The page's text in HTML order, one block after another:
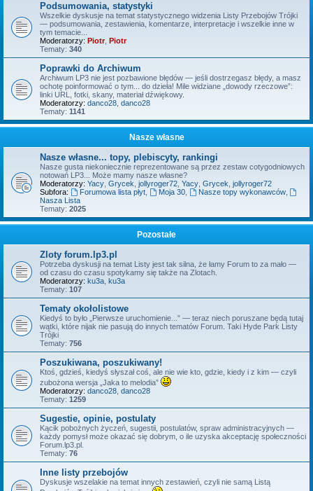
Podsumowania, statystyki
Wszelkie dyskusje na temat statystycznego widzenia Listy Przebojów Trójki
— podsumowania, zestawienia, komentarze, interpretacje i wszelkie inne w
tym temacie...
Moderatorzy: Piotr, Piotr
Tematy: 340
Poprawki do Archiwum
Archiwum LP3 nie jest pozbawione błędów — jeśli dostrzegasz błędy, a masz
ochotę poinformować o tym... do dzieła! Mile widziane „dowody rzeczowe”:
linki URL, fotki, skany, materiał dźwiękowy.
Moderatorzy: danco28 danco28
Tematy: 1141
Nasze własne
Nasze własne... topy, plebiscyty, rankingi
Nasze gusta niekoniecznie reprezentowane są przez zestaw cotygodniowych
notowań LP3... Może mamy nasze własne?
Moderatorzy: Yacy Grycek jollyroger72 Yacy Grycek jollyroger72
Subfora:
Forumowa lista płyt, Moja 30, Nasze topy wykonawców,
Nasza Lista
Tematy: 2025
Pozostałe
Zloty forum.lp3.pl
Potrzeba dyskusji na temat Listy jest tak silna, że łamy Forum to za mało —
od czasu do czasu spotykamy się także na Zlotach.
Moderatorzy: ku3a ku3a
Tematy: 107
Tematy okołolistowe
Kiedyś to było „Pierwsze uruchomienie...” — teraz niech poruszane będą tutaj
wątki, które nijak nie pasują do innych tematów Forum. Taki Hyde Park Listy
Trójki
Tematy: 756
Poszukiwana, poszukiwany!
Ktoś, gdzieś, kiedyś słyszał coś, ale nie wie kto, gdzie, kiedy i z kim — czyli
zubożona wersja „Jaka to melodia”
Moderatorzy: danco28 danco28
Tematy: 1259
Sugestie, opinie, postulaty
Kącik pobożnych życzeń, sugestii, postulatów, spraw administracyjnych —
każdy pomysł może okazać się dobrym, o ile uzyska akceptację społeczności
Forum.lp3.pl.
Tematy: 76
Inne listy przebojów
Dyskusje wszelakie na temat innych zestawień, czyli nie samą Listą